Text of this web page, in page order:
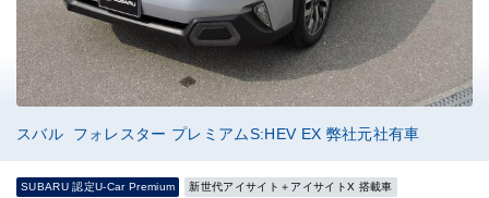
スバル フォレスター プレミアムS:HEV EX 弊社元社有車
SUBARU 認定U-Car Premium 新世代アイサイト＋アイサイトX 搭載車